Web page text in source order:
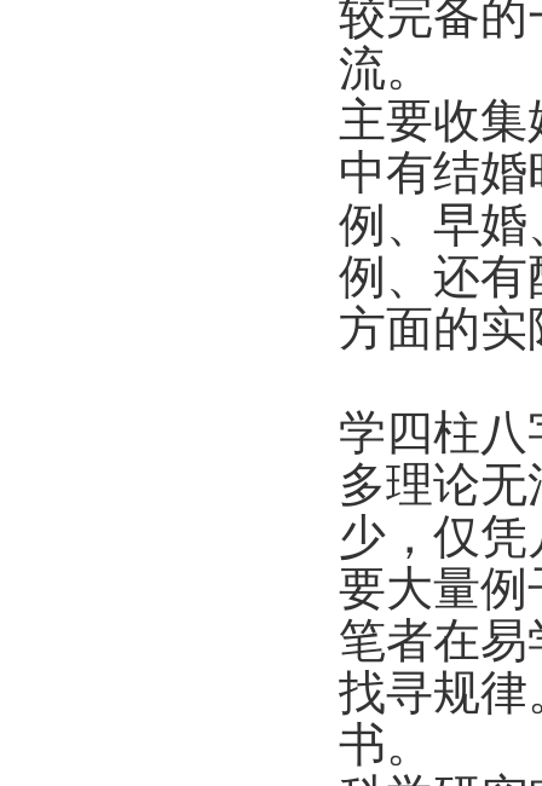
较完备的
流。
主要收
中有结
例、早婚
例、还有
方面的
学四柱
多理论
少，仅
要大量例
笔者在
找寻规律
书。